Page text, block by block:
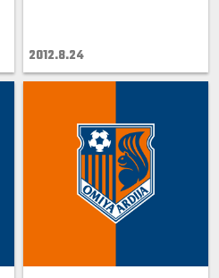
2012.8.24